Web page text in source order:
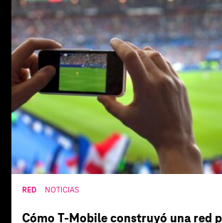
RED NOTICIAS
Cómo T‑Mobile construyó una red